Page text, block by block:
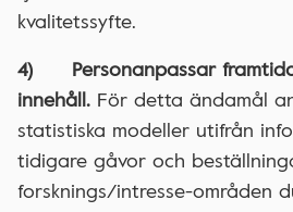
kvalitetssyfte.
4) Personanpassar
innehåll. För detta ändamål
statistiska modeller utifrån
tidigare gåvor och
forsknings/intresse-områden